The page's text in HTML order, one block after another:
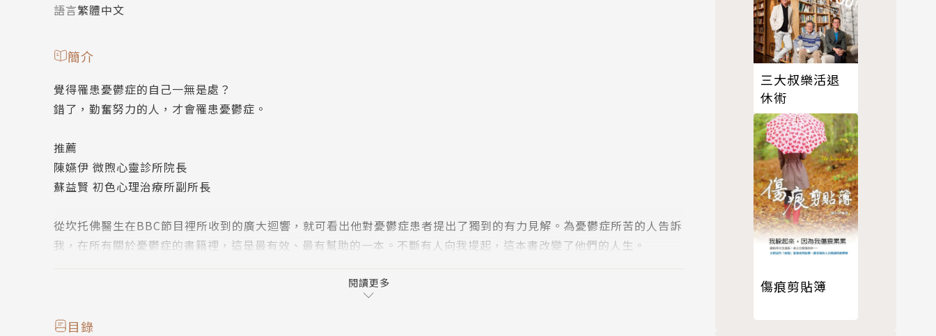
語言繁體中文
簡介
覺得罹患憂鬱症的自己一無是處？
錯了，勤奮努力的人，才會罹患憂鬱症。
推薦
陳嬿伊 微煦心靈診所院長
蘇益賢 初色心理治療所副所長
從坎托佛醫生在BBC節目裡所收到的廣大迴響，就可看出他對憂鬱症患者提出了獨到的有力見解。為憂鬱症所苦的人告訴
我，在所有關於憂鬱症的書籍裡，這是最有效、最有幫助的一本。不斷有人向我提起，這本書改變了他們的人生。
每個人都該讀這本書，尤其是被憂鬱症影響的人，不管他們是照護者、醫事人員，還是對這個主題有興趣的人……。它提
供了對憂鬱症的寶貴見解，而且提醒我們要留意自己所承受的壓力u有多大，這將會決定我們的健康。
閱讀更多
目錄
三大叔樂活退
休術
傷痕剪貼簿